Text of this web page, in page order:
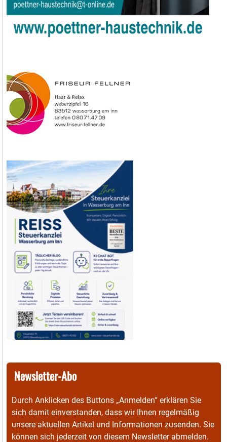
Newsletter-Abo
Durch Anklicken des Buttons „Anmelden“ erklären Sie
sich damit einverstanden, dass wir Ihnen regelmäßig
unsere aktuellen Artikel und Informationen zusenden. Sie
können sich jederzeit von diesem Newsletter abmelden.